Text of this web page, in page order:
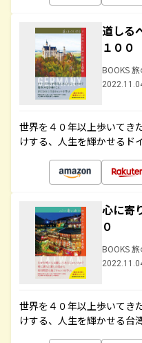
道しる
１００
BOOKS
世界を４０年以上歩いてき
けする、人生を輝かせるド
心に寄
０
BOOKS
世界を４０年以上歩いてき
けする、人生を輝かせる台